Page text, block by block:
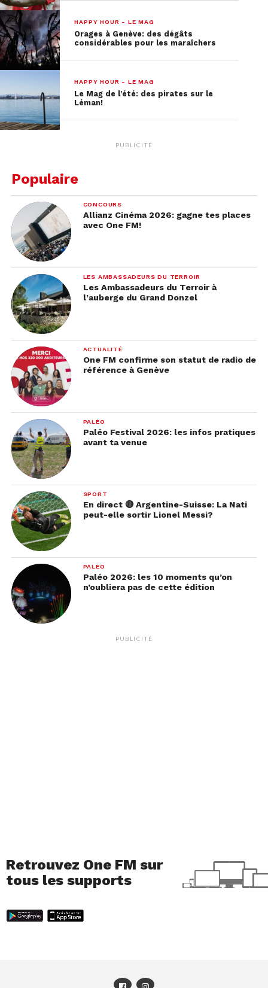
HAPPY HOUR - LE MAG
Orages à Genève: des dégâts
considérables pour les maraîchers
HAPPY HOUR - LE MAG
Le Mag de l’été: des pirates sur le
Léman!
PUBLICITÉ
Populaire
CONCOURS
Allianz Cinéma 2026: gagne tes places
avec One FM!
LES AMBASSADEURS DU TERROIR
Les Ambassadeurs du Terroir à
l’auberge du Grand Donzel
ACTUALITÉ
One FM confirme son statut de radio de
référence à Genève
PALÉO
Paléo Festival 2026: les infos pratiques
avant ta venue
SPORT
En direct 🔴 Argentine-Suisse: La Nati
peut-elle sortir Lionel Messi?
PALÉO
Paléo 2026: les 10 moments qu’on
n’oubliera pas de cette édition
PUBLICITÉ
Retrouvez One FM sur
tous les supports